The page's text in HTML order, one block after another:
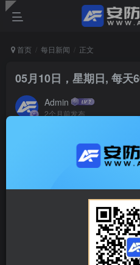
首页 每日新闻 正文
05月10日，星期日, 每天
Admin
2个月前发布